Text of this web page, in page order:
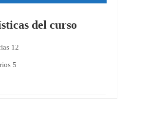
del curso
12
5